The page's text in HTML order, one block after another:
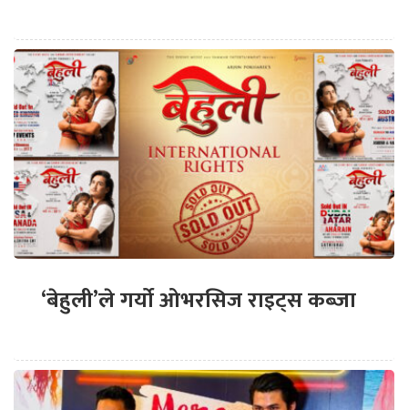
‘बेहुली’ले गर्यो ओभरसिज राइट्स कब्जा